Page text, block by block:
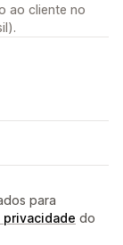
ao cliente no
para
do